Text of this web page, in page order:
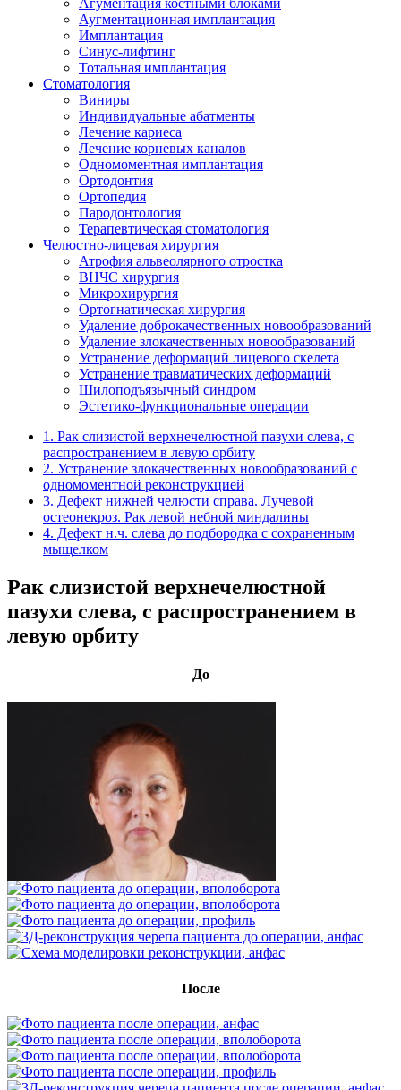
Аугментационная имплантация
Имплантация
Синус-лифтинг
Тотальная имплантация
Стоматология
Виниры
Индивидуальные абатменты
Лечение кариеса
Лечение корневых каналов
Одномоментная имплантация
Ортодонтия
Ортопедия
Пародонтология
Терапевтическая стоматология
Челюстно-лицевая хирургия
Атрофия альвеолярного отростка
ВНЧС хирургия
Микрохирургия
Ортогнатическая хирургия
Удаление доброкачественных новообразований
Удаление злокачественных новообразований
Устранение деформаций лицевого скелета
Устранение травматических деформаций
Шилоподъязычный синдром
Эстетико-функциональные операции
1. Рак слизистой верхнечелюстной пазухи слева, с
распространением в левую орбиту
2. Устранение злокачественных новообразований с
одномоментной реконструкцией
3. Дефект нижней челюсти справа. Лучевой
остеонекроз. Рак левой небной миндалины
4. Дефект н.ч. слева до подбородка с сохраненным
мыщелком
Рак слизистой верхнечелюстной
пазухи слева, с распространением в
левую орбиту
До
После